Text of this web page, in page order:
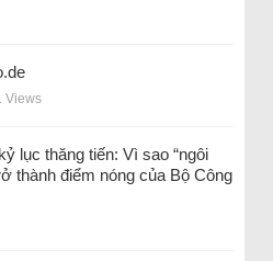
Views
lục thăng tiến: Vì sao “ngôi
thành điểm nóng của Bộ Công